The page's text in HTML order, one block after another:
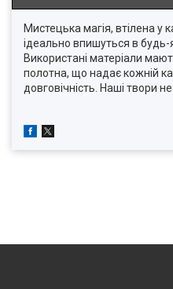
Мистецька магія, втілена у
ідеально впишуться в будь-
Використані матеріали
полотна, що надає кожній
довговічність. Наші твори